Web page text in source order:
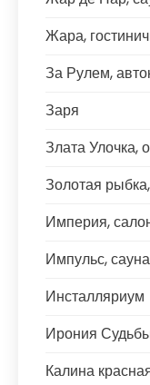
Жара,
За Рулем,
Заря
Злата Улочка,
Золотая
Империя,
Импульс, сауна
Инсталляриум
Ирония
Калина